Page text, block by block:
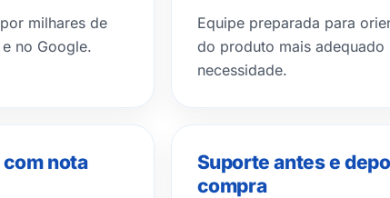
milhares de
no Google.
Equipe preparada para
do produto mais adequado
necessidade.
nota
Suporte antes e
compra